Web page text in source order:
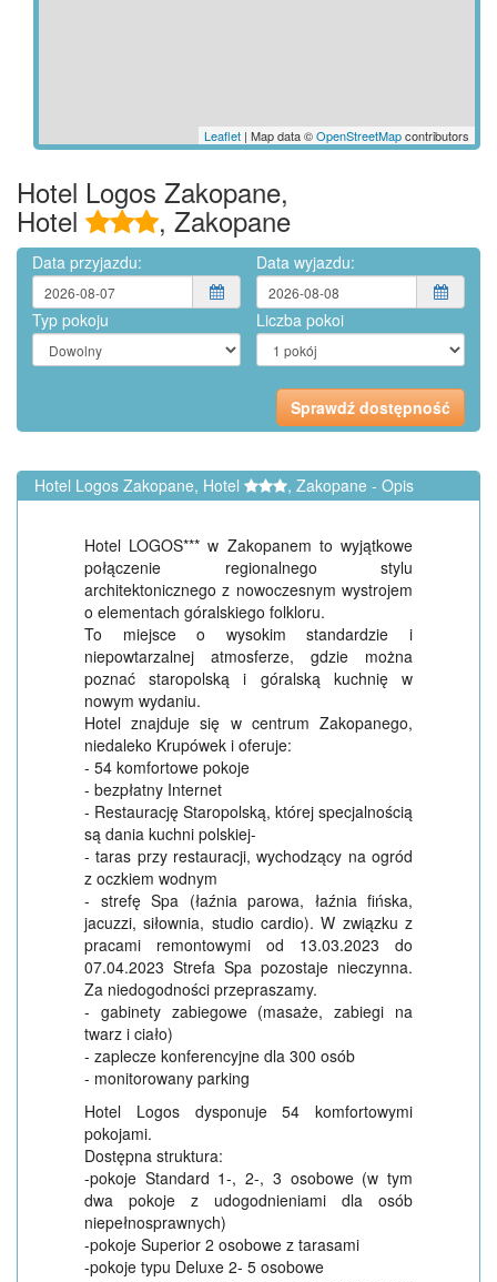
Leaflet | Map data ©OpenStreetMapcontributors
Hotel Logos Zakopane,
Hotel , Zakopane
Data przyjazdu: Data wyjazdu:
Typ pokoju Liczba pokoi
Hotel Logos Zakopane, Hotel , Zakopane - Opis
Hotel LOGOS*** w Zakopanem to wyjątkowe
połączenie regionalnego stylu
architektonicznego z nowoczesnym wystrojem
o elementach góralskiego folkloru.
To miejsce o wysokim standardzie i
niepowtarzalnej atmosferze, gdzie można
poznać staropolską i góralską kuchnię w
nowym wydaniu.
Hotel znajduje się w centrum Zakopanego,
niedaleko Krupówek i oferuje:
- 54 komfortowe pokoje
- bezpłatny Internet
- Restaurację Staropolską, której specjalnością
są dania kuchni polskiej-
- taras przy restauracji, wychodzący na ogród
z oczkiem wodnym
- strefę Spa (łaźnia parowa, łaźnia fińska,
jacuzzi, siłownia, studio cardio). W związku z
pracami remontowymi od 13.03.2023 do
07.04.2023 Strefa Spa pozostaje nieczynna.
Za niedogodności przepraszamy.
- gabinety zabiegowe (masaże, zabiegi na
twarz i ciało)
- zaplecze konferencyjne dla 300 osób
- monitorowany parking
Hotel Logos dysponuje 54 komfortowymi
pokojami.
Dostępna struktura:
-pokoje Standard 1-, 2-, 3 osobowe (w tym
dwa pokoje z udogodnieniami dla osób
niepełnosprawnych)
-pokoje Superior 2 osobowe z tarasami
-pokoje typu Deluxe 2- 5 osobowe